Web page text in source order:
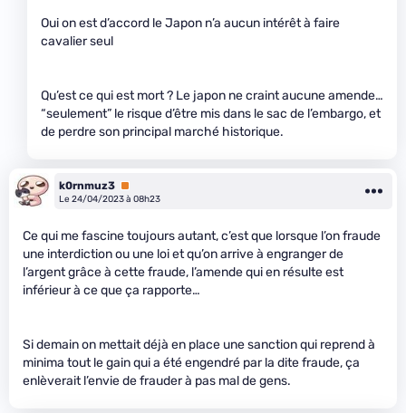
Oui on est d’accord le Japon n’a aucun intérêt à faire
cavalier seul
Qu’est ce qui est mort ? Le japon ne craint aucune amende…
“seulement” le risque d’être mis dans le sac de l’embargo, et
de perdre son principal marché historique.
k0rnmuz3 Premium
Le 24/04/2023 à 08h23
Ce qui me fascine toujours autant, c’est que lorsque l’on fraude
une interdiction ou une loi et qu’on arrive à engranger de
l’argent grâce à cette fraude, l’amende qui en résulte est
inférieur à ce que ça rapporte…
Si demain on mettait déjà en place une sanction qui reprend à
minima tout le gain qui a été engendré par la dite fraude, ça
enlèverait l’envie de frauder à pas mal de gens.